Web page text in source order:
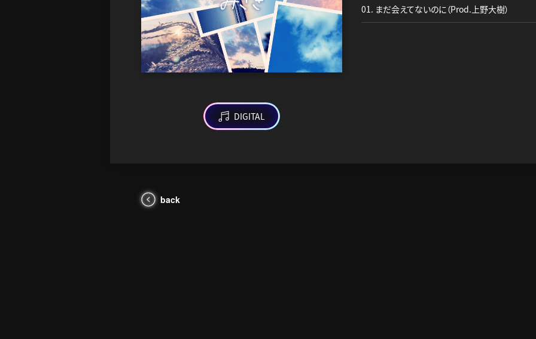
DIGITAL
01. まだ会えてないのに（Prod.上野大樹）
back